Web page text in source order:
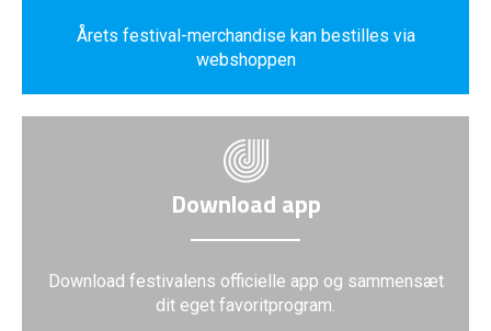
Årets festival-merchandise kan bestilles via
webshoppen
Download app
Download festivalens officielle app og sammensæt
dit eget favoritprogram.